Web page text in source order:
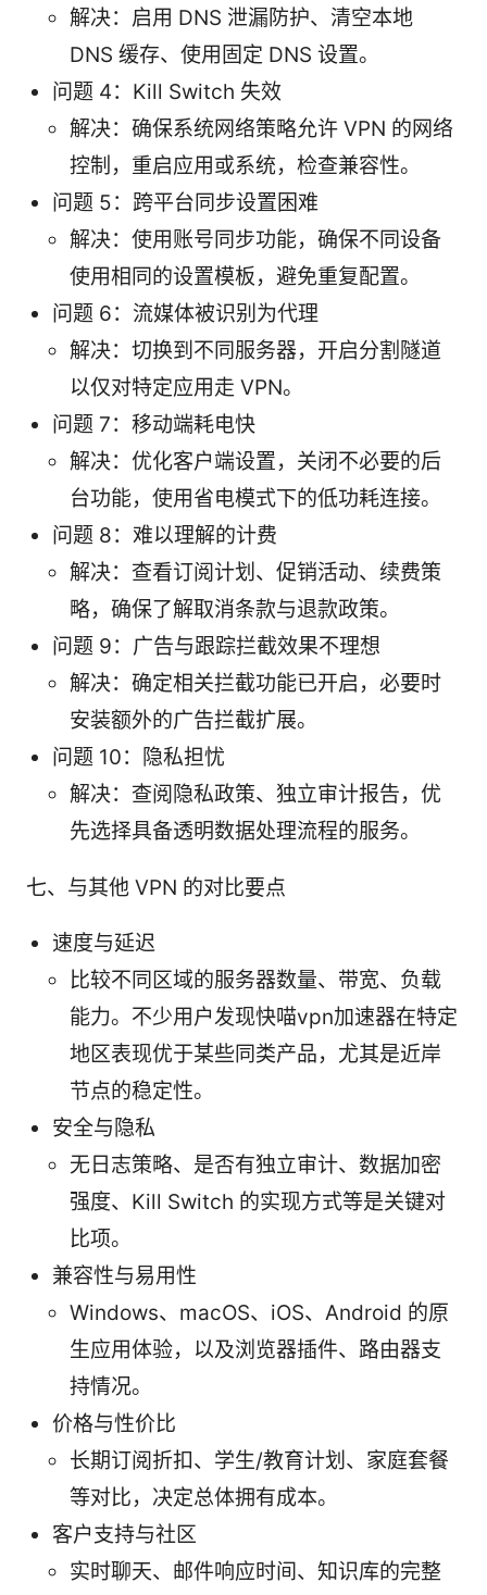
解决：启用 DNS 泄漏防护、清空本地
DNS 缓存、使用固定 DNS 设置。
问题 4：Kill Switch 失效
解决：确保系统网络策略允许 VPN 的网络
控制，重启应用或系统，检查兼容性。
问题 5：跨平台同步设置困难
解决：使用账号同步功能，确保不同设备
使用相同的设置模板，避免重复配置。
问题 6：流媒体被识别为代理
解决：切换到不同服务器，开启分割隧道
以仅对特定应用走 VPN。
问题 7：移动端耗电快
解决：优化客户端设置，关闭不必要的后
台功能，使用省电模式下的低功耗连接。
问题 8：难以理解的计费
解决：查看订阅计划、促销活动、续费策
略，确保了解取消条款与退款政策。
问题 9：广告与跟踪拦截效果不理想
解决：确定相关拦截功能已开启，必要时
安装额外的广告拦截扩展。
问题 10：隐私担忧
解决：查阅隐私政策、独立审计报告，优
先选择具备透明数据处理流程的服务。
七、与其他 VPN 的对比要点
速度与延迟
比较不同区域的服务器数量、带宽、负载
能力。不少用户发现快喵vpn加速器在特定
地区表现优于某些同类产品，尤其是近岸
节点的稳定性。
安全与隐私
无日志策略、是否有独立审计、数据加密
强度、Kill Switch 的实现方式等是关键对
比项。
兼容性与易用性
Windows、macOS、iOS、Android 的原
生应用体验，以及浏览器插件、路由器支
持情况。
价格与性价比
长期订阅折扣、学生/教育计划、家庭套餐
等对比，决定总体拥有成本。
客户支持与社区
实时聊天、邮件响应时间、知识库的完整